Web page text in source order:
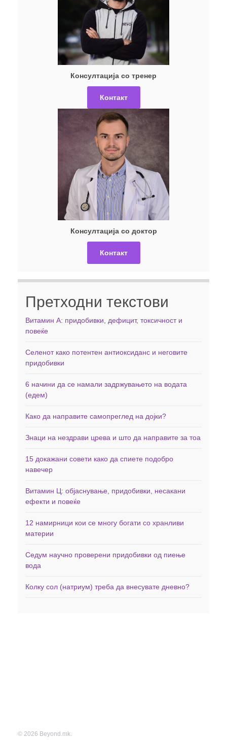
Консултација со тренер
Контакт
Консултација со доктор
Контакт
Претходни текстови
Витамин А: придобивки, дефицит, токсичност и
повеќе
Селенот како потентен антиоксиданс и неговите
придобивки
6 начини да се намали задржувањето на водата
(едем)
Како да направите самопреглед на дојки?
Знаци на нездрави црева и што да направите за тоа
15 докажани совети како да спиете подобро
навечер
Витамин Ц: објаснување, придобивки, несакани
ефекти и повеќе
12 намирници кои се многу богати со хранливи
материи
Седум научно проверени придобивки од пиење
вода
Колку сол (натриум) треба да внесувате дневно?
© 2026 Beyond.mk.